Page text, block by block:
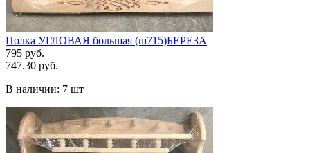
Полка УГЛОВАЯ большая (ш715)БЕРЕЗА
795 руб.
747.30 руб.
В наличии: 7 шт